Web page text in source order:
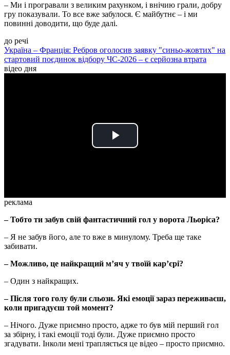
– Ми і програвали з великим рахунком, і внічию грали, добру
гру показували. То все вже забулося. Є майбутнє – і ми
повинні доводити, що буде далі.
до речі
Україна – Франція: Ребров оголосив заявку "синьо-жовтих" на
стартовий поєдинок відбору ЧС-2026 – є серйозна втрата
відео дня
Play
реклама
– Тобто ти забув свій фантастичний гол у ворота Льоріса?
– Я не забув його, але то вже в минулому. Треба ще таке
забивати.
– Можливо, це найкращий м’яч у твоїй кар’єрі?
– Один з найкращих.
– Після того голу були сльози. Які емоції зараз переживаєш,
коли пригадуєш той момент?
– Нічого. Дуже приємно просто, адже то був мій перший гол
за збірну, і такі емоції тоді були. Дуже приємно просто
згадувати. Інколи мені трапляється це відео – просто приємно.